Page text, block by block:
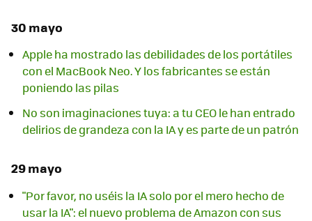
30 mayo
Apple ha mostrado las debilidades de los portátiles
con el MacBook Neo. Y los fabricantes se están
poniendo las pilas
No son imaginaciones tuya: a tu CEO le han entrado
delirios de grandeza con la IA y es parte de un patrón
29 mayo
"Por favor, no uséis la IA solo por el mero hecho de
usar la IA": el nuevo problema de Amazon con sus